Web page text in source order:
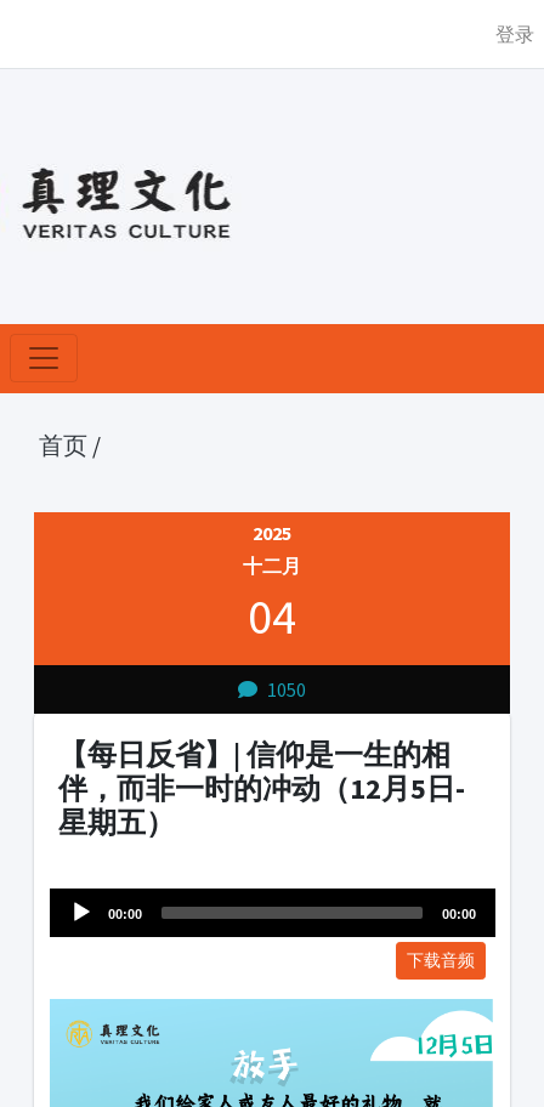
登录
首页 /
2025
十二月
04
1050
【每日反省】| 信仰是一生的相
伴，而非一时的冲动（12月5日-
星期五）
Player
00:00 00:00
下载音频